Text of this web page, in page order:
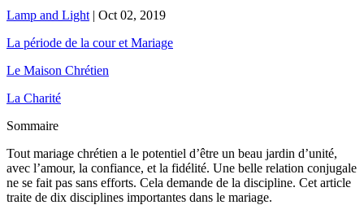
Lamp and Light | Oct 02, 2019
La période de la cour et Mariage
Le Maison Chrétien
La Charité
Sommaire
Tout mariage chrétien a le potentiel d’être un beau jardin d’unité,
avec l’amour, la confiance, et la fidélité. Une belle relation conjugale
ne se fait pas sans efforts. Cela demande de la discipline. Cet article
traite de dix disciplines importantes dans le mariage.